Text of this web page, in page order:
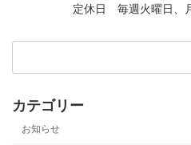
定休日 毎週火曜日、
カテゴリー
お知らせ